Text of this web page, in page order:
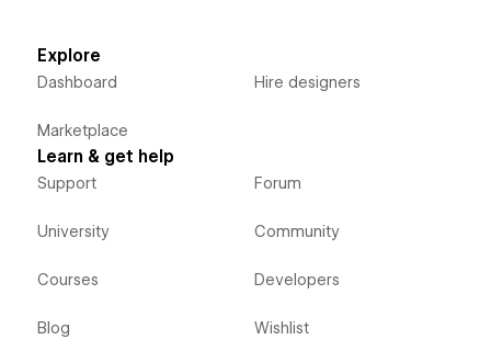
Explore
Dashboard
Marketplace
Hire designers
Learn & get help
Support
University
Courses
Blog
Forum
Community
Developers
Wishlist